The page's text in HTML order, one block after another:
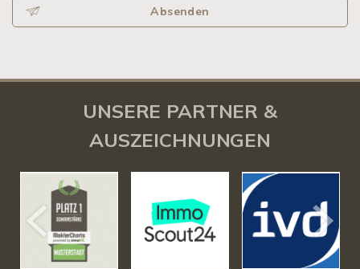
Absenden
UNSERE PARTNER &
AUSZEICHNUNGEN